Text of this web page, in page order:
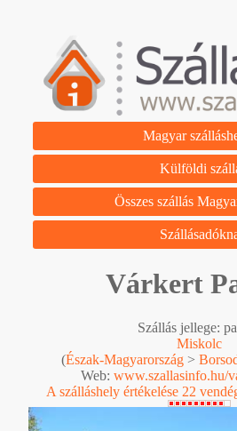
Magyar
Külföldi
Összes szállás
Várkert
Szállás jellege:
Miskolc
(Észak-Magyarország>
Web: www.szallasinfo.hu/
A szálláshely értékelése 22